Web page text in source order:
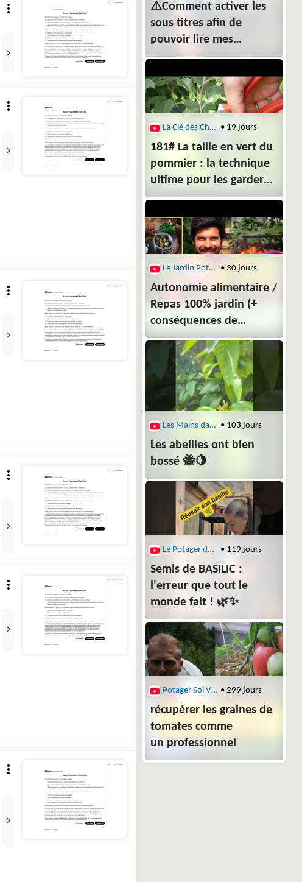
⚠️Comment activer les
sous titres afin de
pouvoir lire mes
annotations 😉
La Clé des Champs • 19 jours
181# La taille en vert du
pommier : la technique
ultime pour les garder
petits !
Le Jardin Potager du Bonheur • 30 jours
Autonomie alimentaire /
Repas 100% jardin (+
conséquences de
la canicule)
Les Mains dans la Terre • 103 jours
Les abeilles ont bien
bossé 🐝🍋
Le Potager de Lailai • 119 jours
Semis de BASILIC :
l'erreur que tout le
monde fait ! 🌿✨
Potager Sol Vivant • 299 jours
récupérer les graines de
tomates comme
un professionnel